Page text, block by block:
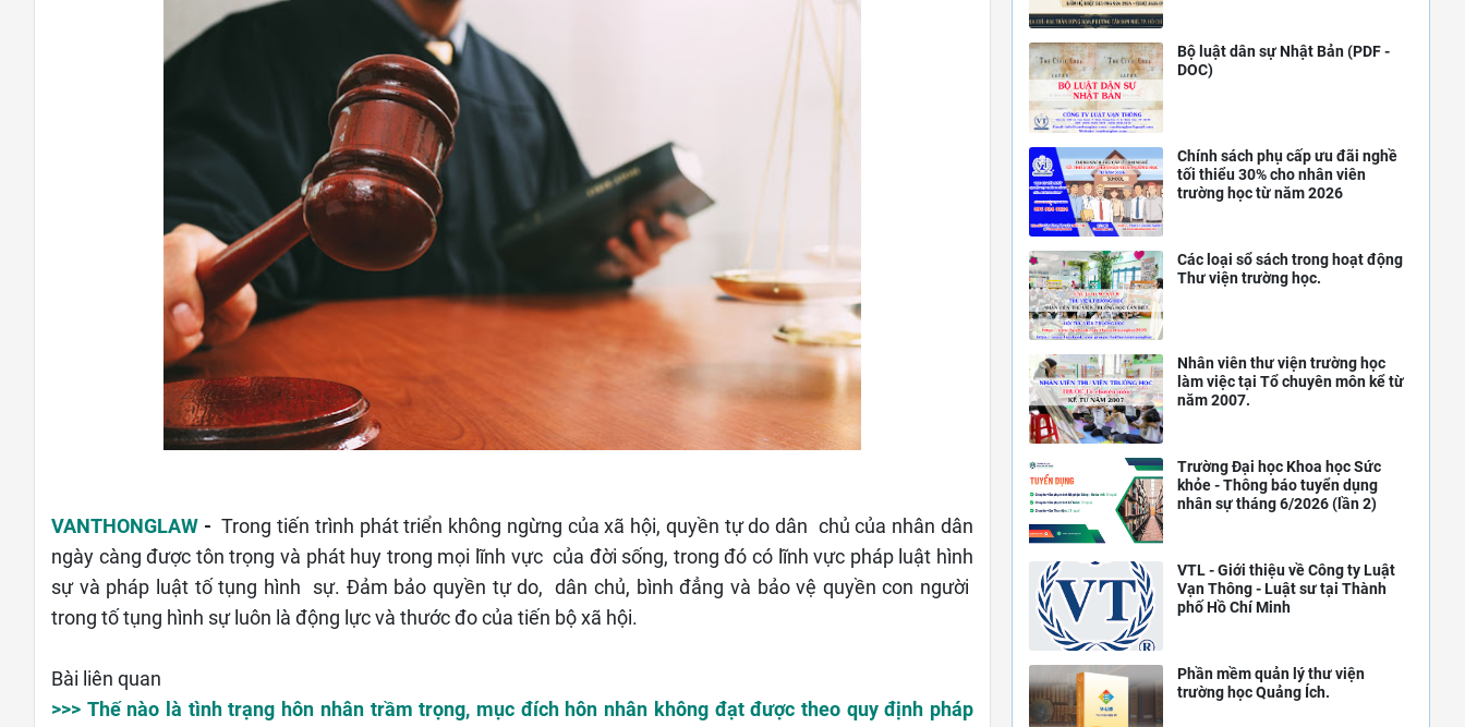
VANTHONGLAW - Trong tiến trình phát triển không ngừng của xã hội, quyền tự do dân chủ của nhân dân
ngày càng được tôn trọng và phát huy trong mọi lĩnh vực của đời sống, trong đó có lĩnh vực pháp luật hình
sự và pháp luật tố tụng hình sự. Đảm bảo quyền tự do, dân chủ, bình đẳng và bảo vệ quyền con người
trong tố tụng hình sự luôn là động lực và thước đo của tiến bộ xã hội.
Bài liên quan
>>> Thế nào là tình trạng hôn nhân trầm trọng, mục đích hôn nhân không đạt được theo quy định pháp
Bộ luật dân sự Nhật Bản (PDF -
DOC)
Chính sách phụ cấp ưu đãi nghề
tối thiểu 30% cho nhân viên
trường học từ năm 2026
Các loại sổ sách trong hoạt động
Thư viện trường học.
Nhân viên thư viện trường học
làm việc tại Tổ chuyên môn kể từ
năm 2007.
Trường Đại học Khoa học Sức
khỏe - Thông báo tuyển dụng
nhân sự tháng 6/2026 (lần 2)
VTL - Giới thiệu về Công ty Luật
Vạn Thông - Luật sư tại Thành
phố Hồ Chí Minh
Phần mềm quản lý thư viện
trường học Quảng Ích.